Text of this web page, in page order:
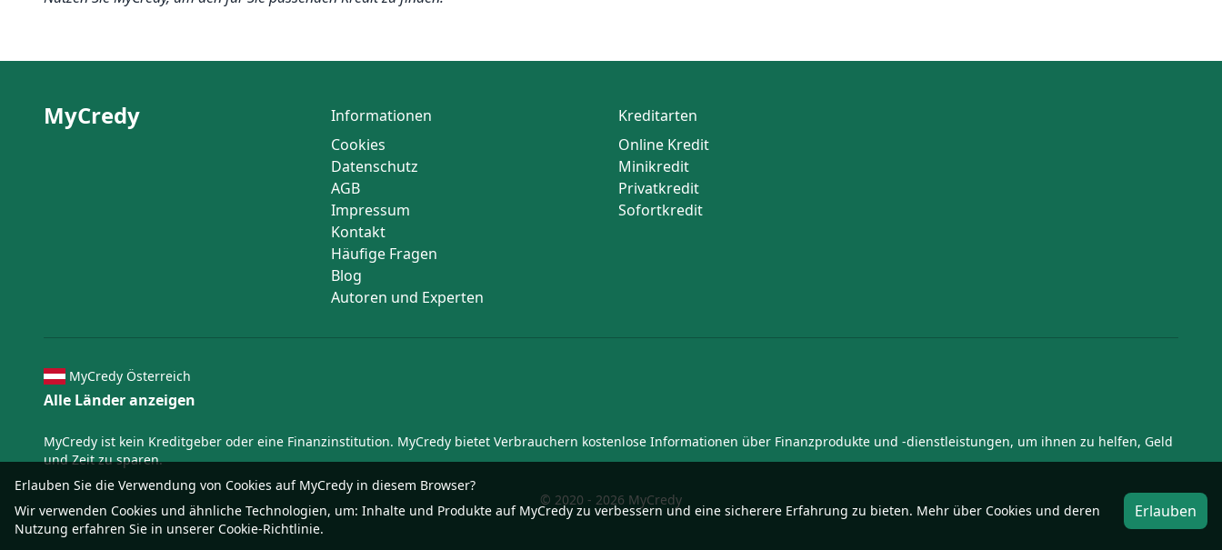
MyCredy
Informationen
Cookies
Datenschutz
AGB
Impressum
Kontakt
Häufige Fragen
Blog
Autoren und Experten
Kreditarten
Online Kredit
Minikredit
Privatkredit
Sofortkredit
MyCredy Österreich
Alle Länder anzeigen
MyCredy ist kein Kreditgeber oder eine Finanzinstitution. MyCredy bietet Verbrauchern kostenlose Informationen über Finanzprodukte und -dienstleistungen, um ihnen zu helfen, Geld
und Zeit zu sparen.
© 2020 - 2026 MyCredy
Erlauben Sie die Verwendung von Cookies auf MyCredy in diesem Browser?
Wir verwenden Cookies und ähnliche Technologien, um: Inhalte und Produkte auf MyCredy zu verbessern und eine sicherere Erfahrung zu bieten. Mehr über Cookies und deren
Nutzung erfahren Sie in unserer Cookie-Richtlinie.
Erlauben